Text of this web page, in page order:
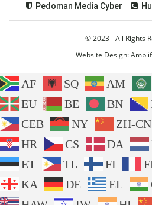
Pedoman Media Cyber
© 2023 - All Rights
Website Design:
AF SQ AM
EU
BE BN
CEB
NY ZH-CN
HR
CS DA
ET
TL FI
KA
DE EL